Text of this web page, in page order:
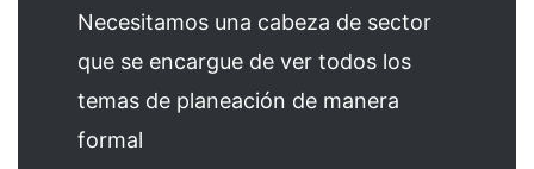
Necesitamos una cabeza de sector
que se encargue de ver todos los
temas de planeación de manera
formal